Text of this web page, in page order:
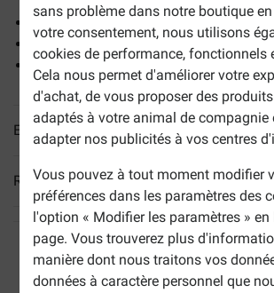
sans problème dans notre boutique
votre consentement, nous utilisons
cookies de performance, fonctionnels
Cela nous permet d'améliorer votre
d'achat, de vous proposer des
adaptés à votre animal de compagnie
adapter nos publicités à vos centres
Vous pouvez à tout moment modifier
préférences dans les paramètres des
l'option « Modifier les paramètres » en
page. Vous trouverez plus
manière dont nous traitons vos
données à caractère personnel que
Aide à réduire l'accumulation de tartre
Favorise le développement musculaire
Contient des vitamines et des
En savoir plus
Reviews